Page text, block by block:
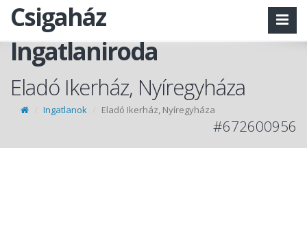
Csigaház
Ingatlaniroda
Eladó Ikerház, Nyíregyháza
Ingatlanok Eladó Ikerház, Nyíregyháza
#672600956